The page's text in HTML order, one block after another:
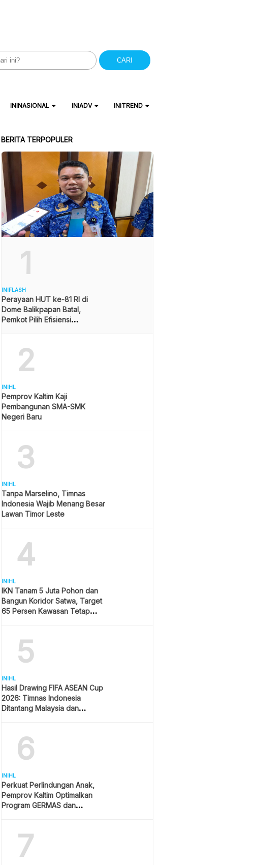
CARI
ININASIONAL INIADV INITREND
BERITA TERPOPULER
1
INIFLASH
Perayaan HUT ke-81 RI di
Dome Balikpapan Batal,
Pemkot Pilih Efisiensi
2
INIHL
Pemprov Kaltim Kaji
Pembangunan SMA-SMK
Negeri Baru
3
INIHL
Tanpa Marselino, Timnas
Indonesia Wajib Menang Besar
Lawan Timor Leste
4
INIHL
IKN Tanam 5 Juta Pohon dan
Bangun Koridor Satwa, Target
65 Persen Kawasan Tetap
5
INIHL
Hasil Drawing FIFA ASEAN Cup
2026: Timnas Indonesia
Ditantang Malaysia dan
6
INIHL
Perkuat Perlindungan Anak,
Pemprov Kaltim Optimalkan
Program GERMAS dan
7